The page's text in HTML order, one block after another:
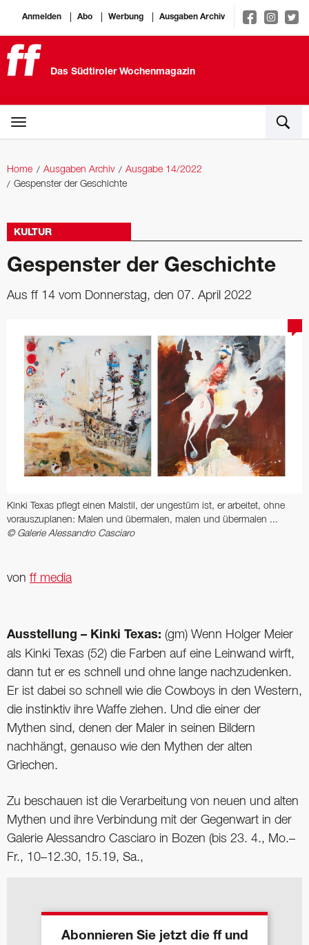
Anmelden Abo Werbung Ausgaben Archiv
Das Südtiroler Wochenmagazin
Home Ausgaben Archiv
Ausgabe 14/2022
Gespenster der Geschichte
KULTUR
Gespenster der Geschichte
Aus ff 14 vom Donnerstag, den 07. April 2022
Kinki Texas pflegt einen Malstil, der ungestüm ist, er arbeitet, ohne
vorauszuplanen: Malen und übermalen, malen und übermalen ...
© Galerie Alessandro Casciaro
von ff media
Ausstellung – Kinki Texas: (gm) Wenn Holger Meier
als Kinki Texas (52) die Farben auf eine Leinwand wirft,
dann tut er es schnell und ohne lange nachzudenken.
Er ist dabei so schnell wie die Cowboys in den Western,
die instinktiv ihre Waffe ziehen. Und die einer der
Mythen sind, denen der Maler in seinen Bildern
nachhängt, genauso wie den Mythen der alten
Griechen.
Zu beschauen ist die Verarbeitung von neuen und alten
Mythen und ihre Verbindung mit der Gegenwart in der
Galerie Alessandro Casciaro in Bozen (bis 23. 4., Mo.–
Fr., 10–12.30, 15.19, Sa.,
Abonnieren Sie jetzt die ff und